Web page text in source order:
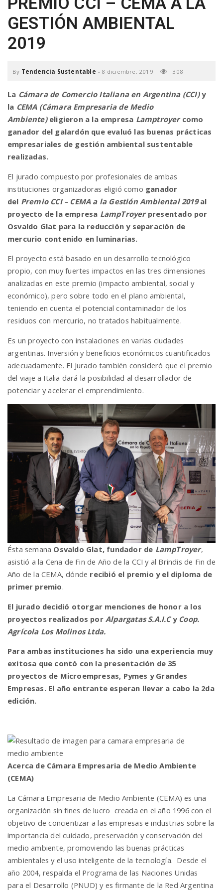
v
i
a
t
i
GESTIÓN AMBIENTAL
2019
By Tendencia Sustentable - 8 diciembre, 2019 308
La Cámara de Comercio Italiana en Argentina (CCI)y
la CEMA (Cámara Empresaria de Medio
Ambiente)eligieron a la empresa Lamptroyercomo
ganador del galardón que evaluó las buenas prácticas
empresariales de gestión ambiental sustentable
realizadas.
El jurado compuesto por profesionales de ambas
instituciones organizadoras eligió como ganador
del Premio CCI – CEMA a la Gestión Ambiental 2019al
proyecto de la empresa LampTroyer presentado por
Osvaldo Glat para la reducción y separación de
mercurio contenido en luminarias.
El proyecto está basado en un desarrollo tecnológico
propio, con muy fuertes impactos en las tres dimensiones
analizadas en este premio (impacto ambiental, social y
económico), pero sobre todo en el plano ambiental,
teniendo en cuenta el potencial contaminador de los
residuos con mercurio, no tratados habitualmente.
Es un proyecto con instalaciones en varias ciudades
argentinas. Inversión y beneficios económicos cuantificados
adecuadamente. El Jurado también consideró que el premio
del viaje a Italia dará la posibilidad al desarrollador de
potenciar y acelerar el emprendimiento.
Ésta semana Osvaldo Glat, fundador de LampTroyer,
asistió a la Cena de Fin de Año de la CCI y al Brindis de Fin de
Año de la CEMA, dónde recibió el premio y el diploma de
primer premio.
El jurado decidió otorgar menciones de honor a los
proyectos realizados por Alpargatas S.A.I.CyCoop.
Agrícola Los Molinos Ltda.
Para ambas instituciones ha sido una experiencia muy
exitosa que contó con la presentación de 35
proyectos de Microempresas, Pymes y Grandes
Empresas. El año entrante esperan llevar a cabo la 2da
edición.
Acerca de Cámara Empresaria de Medio Ambiente
(CEMA)
La Cámara Empresaria de Medio Ambiente (CEMA) es una
organización sin fines de lucro creada en el año 1996 con el
objetivo de concientizar a las empresas e industrias sobre la
importancia del cuidado, preservación y conservación del
medio ambiente, promoviendo las buenas prácticas
ambientales y el uso inteligente de la tecnología. Desde el
año 2004, respalda el Programa de las Naciones Unidas
para el Desarrollo (PNUD) y es firmante de la Red Argentina